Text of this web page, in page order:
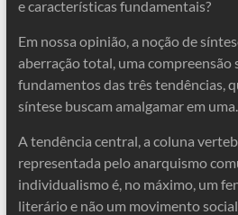
e características fundamentais?
Em nossa opinião, a noção de
aberração total, uma compreensão
fundamentos das três tendências,
síntese buscam amalgamar em uma.
A tendência central, a coluna
representada pelo anarquismo
individualismo é, no máximo, um
literário e não um movimento